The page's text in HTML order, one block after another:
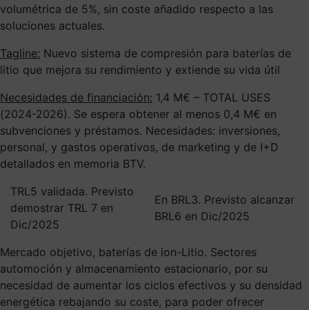
volumétrica de 5%, sin coste añadido respecto a las
soluciones actuales.
Tagline: Nuevo sistema de compresión para baterías de
litio que mejora su rendimiento y extiende su vida útil
Necesidades de financiación: 1,4 M€ – TOTAL USES
(2024-2026). Se espera obtener al menos 0,4 M€ en
subvenciones y préstamos. Necesidades: inversiones,
personal, y gastos operativos, de marketing y de I+D
detallados en memoria BTV.
TRL5 validada. Previsto
demostrar TRL 7 en
Dic/2025
En BRL3. Previsto alcanzar
BRL6 en Dic/2025
Mercado objetivo, baterías de ion-Litio. Sectores
automoción y almacenamiento estacionario, por su
necesidad de aumentar los ciclos efectivos y su densidad
energética rebajando su coste, para poder ofrecer